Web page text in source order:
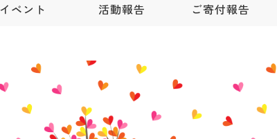
イベント 活動報告 ご寄付報告